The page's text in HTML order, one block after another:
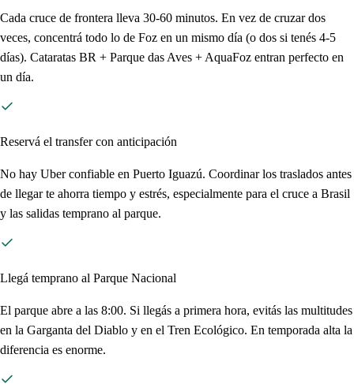
Cada cruce de frontera lleva 30-60 minutos. En vez de cruzar dos
veces, concentrá todo lo de Foz en un mismo día (o dos si tenés 4-5
días). Cataratas BR + Parque das Aves + AquaFoz entran perfecto en
un día.
Reservá el transfer con anticipación
No hay Uber confiable en Puerto Iguazú. Coordinar los traslados antes
de llegar te ahorra tiempo y estrés, especialmente para el cruce a Brasil
y las salidas temprano al parque.
Llegá temprano al Parque Nacional
El parque abre a las 8:00. Si llegás a primera hora, evitás las multitudes
en la Garganta del Diablo y en el Tren Ecológico. En temporada alta la
diferencia es enorme.